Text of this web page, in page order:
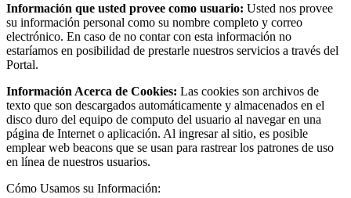
Información que usted provee como usuario: Usted nos provee
su información personal como su nombre completo y correo
electrónico. En caso de no contar con esta información no
estaríamos en posibilidad de prestarle nuestros servicios a través del
Portal.
Información Acerca de Cookies: Las cookies son archivos de
texto que son descargados automáticamente y almacenados en el
disco duro del equipo de computo del usuario al navegar en una
página de Internet o aplicación. Al ingresar al sitio, es posible
emplear web beacons que se usan para rastrear los patrones de uso
en línea de nuestros usuarios.
Cómo Usamos su Información: